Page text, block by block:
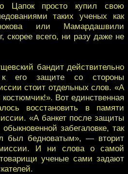
Цапок просто купил свою
таких ученых как
или Мамардашвили
скорее всего, ни разу даже не
бандит действительно
к его защите со стороны
стоит отдельных слов. «А
Вот единственная
восстановить в памяти
«А банкет после защиты
забегаловке, так
был бедноватым», — вторит
И ни слова о самой
ученые сами задают